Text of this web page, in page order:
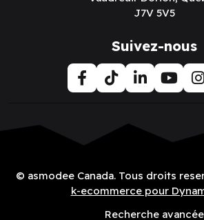
J7V 5V5
Suivez-nous
© asmodee Canada. Tous droits
k-ecommerce pour
Recherche avancée